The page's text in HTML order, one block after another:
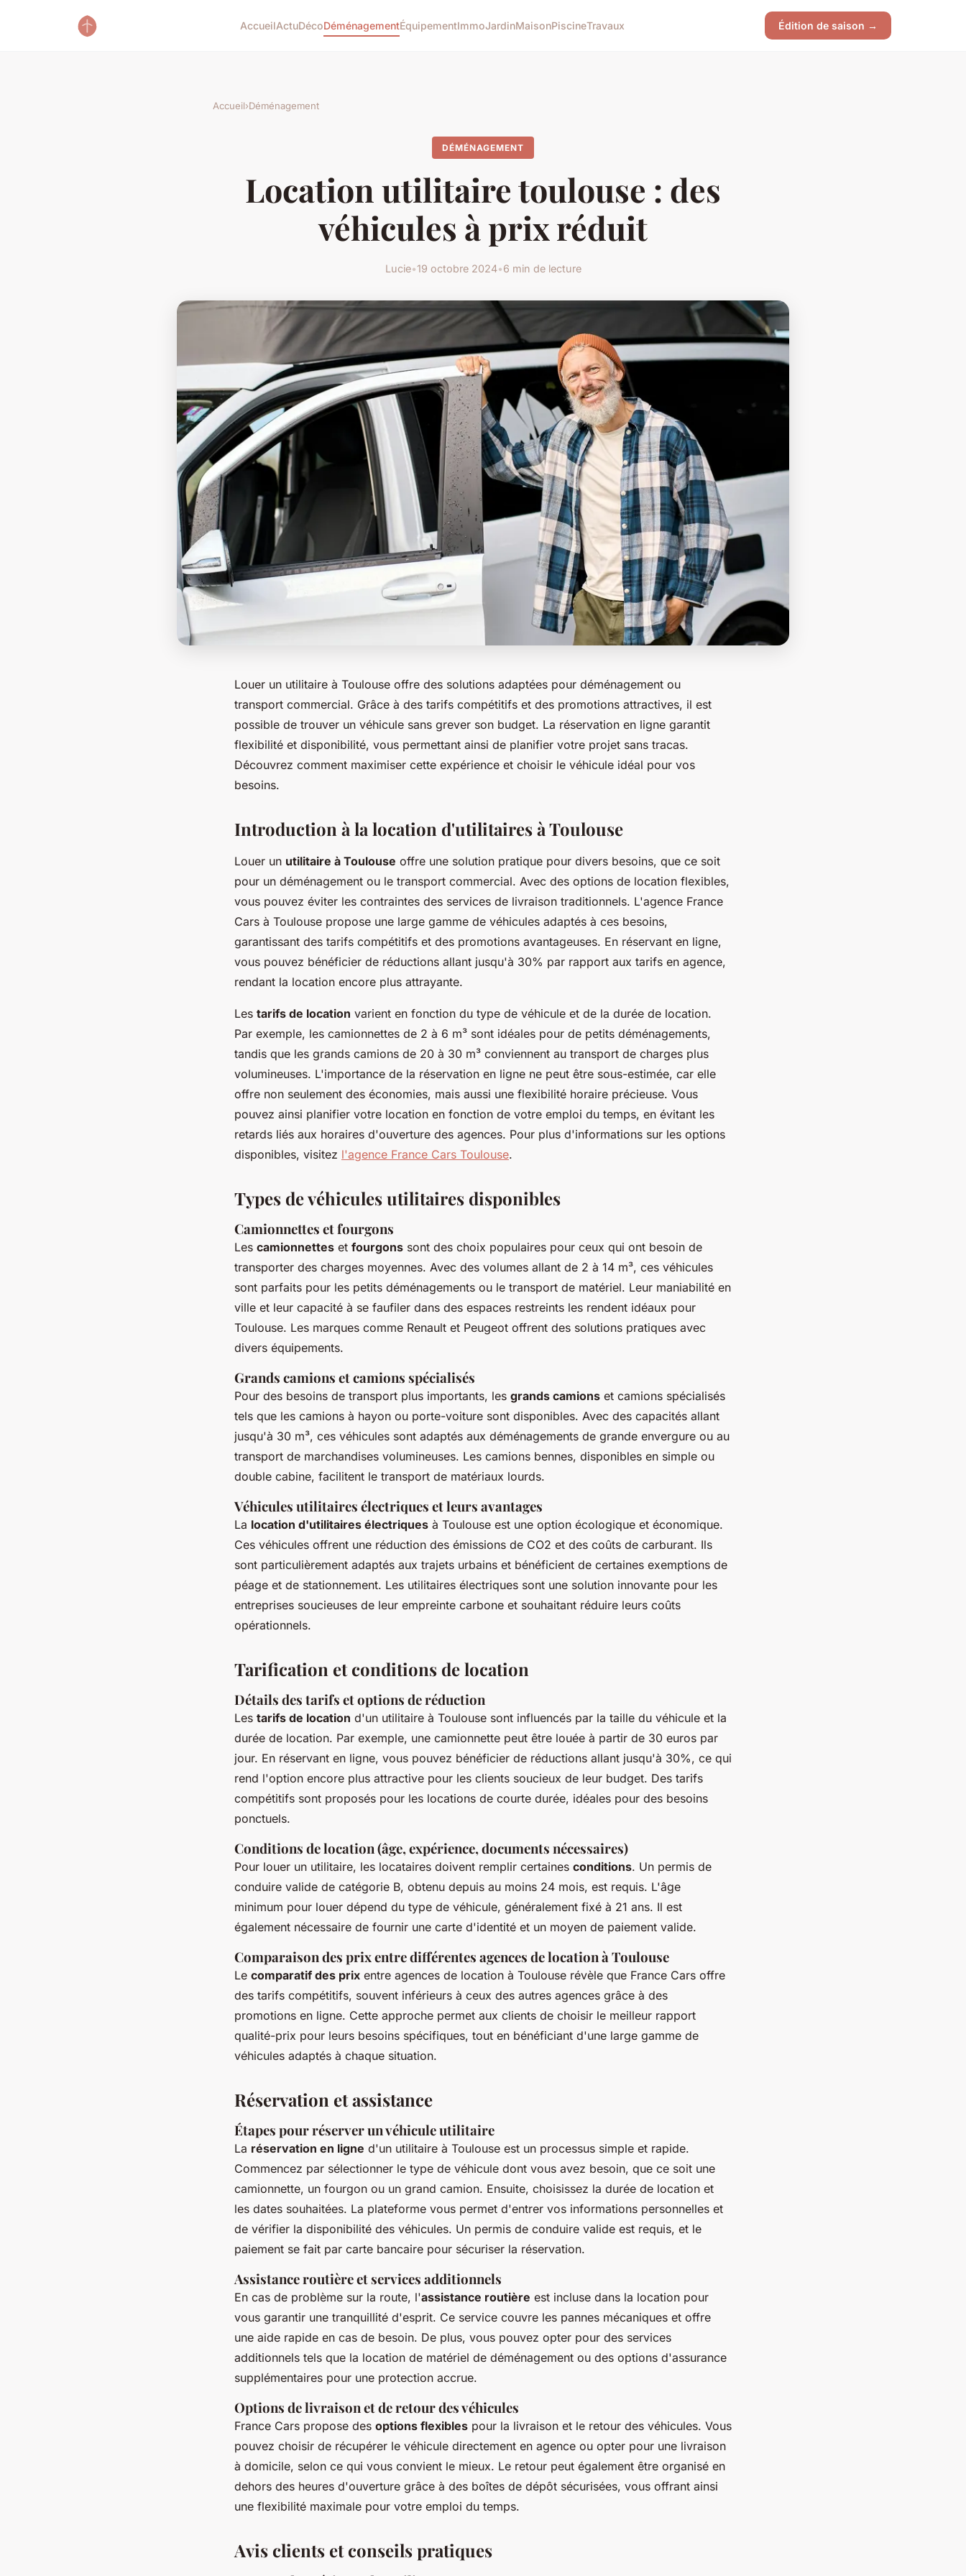
AccueilActuDécoDéménagementÉquipementImmoJardinMaisonPiscineTravaux Édition de saison →
Accueil›Déménagement
DÉMÉNAGEMENT
Location utilitaire toulouse : des
véhicules à prix réduit
Lucie•19 octobre 2024•6 min de lecture
Louer un utilitaire à Toulouse offre des solutions adaptées pour déménagement ou
transport commercial. Grâce à des tarifs compétitifs et des promotions attractives, il est
possible de trouver un véhicule sans grever son budget. La réservation en ligne garantit
flexibilité et disponibilité, vous permettant ainsi de planifier votre projet sans tracas.
Découvrez comment maximiser cette expérience et choisir le véhicule idéal pour vos
besoins.
Introduction à la location d'utilitaires à Toulouse
Louer un utilitaire à Toulouse offre une solution pratique pour divers besoins, que ce soit
pour un déménagement ou le transport commercial. Avec des options de location flexibles,
vous pouvez éviter les contraintes des services de livraison traditionnels. L'agence France
Cars à Toulouse propose une large gamme de véhicules adaptés à ces besoins,
garantissant des tarifs compétitifs et des promotions avantageuses. En réservant en ligne,
vous pouvez bénéficier de réductions allant jusqu'à 30% par rapport aux tarifs en agence,
rendant la location encore plus attrayante.
Les tarifs de location varient en fonction du type de véhicule et de la durée de location.
Par exemple, les camionnettes de 2 à 6 m³ sont idéales pour de petits déménagements,
tandis que les grands camions de 20 à 30 m³ conviennent au transport de charges plus
volumineuses. L'importance de la réservation en ligne ne peut être sous-estimée, car elle
offre non seulement des économies, mais aussi une flexibilité horaire précieuse. Vous
pouvez ainsi planifier votre location en fonction de votre emploi du temps, en évitant les
retards liés aux horaires d'ouverture des agences. Pour plus d'informations sur les options
disponibles, visitez l'agence France Cars Toulouse.
Types de véhicules utilitaires disponibles
Camionnettes et fourgons
Les camionnettes et fourgons sont des choix populaires pour ceux qui ont besoin de
transporter des charges moyennes. Avec des volumes allant de 2 à 14 m³, ces véhicules
sont parfaits pour les petits déménagements ou le transport de matériel. Leur maniabilité en
ville et leur capacité à se faufiler dans des espaces restreints les rendent idéaux pour
Toulouse. Les marques comme Renault et Peugeot offrent des solutions pratiques avec
divers équipements.
Grands camions et camions spécialisés
Pour des besoins de transport plus importants, les grands camions et camions spécialisés
tels que les camions à hayon ou porte-voiture sont disponibles. Avec des capacités allant
jusqu'à 30 m³, ces véhicules sont adaptés aux déménagements de grande envergure ou au
transport de marchandises volumineuses. Les camions bennes, disponibles en simple ou
double cabine, facilitent le transport de matériaux lourds.
Véhicules utilitaires électriques et leurs avantages
La location d'utilitaires électriques à Toulouse est une option écologique et économique.
Ces véhicules offrent une réduction des émissions de CO2 et des coûts de carburant. Ils
sont particulièrement adaptés aux trajets urbains et bénéficient de certaines exemptions de
péage et de stationnement. Les utilitaires électriques sont une solution innovante pour les
entreprises soucieuses de leur empreinte carbone et souhaitant réduire leurs coûts
opérationnels.
Tarification et conditions de location
Détails des tarifs et options de réduction
Les tarifs de location d'un utilitaire à Toulouse sont influencés par la taille du véhicule et la
durée de location. Par exemple, une camionnette peut être louée à partir de 30 euros par
jour. En réservant en ligne, vous pouvez bénéficier de réductions allant jusqu'à 30%, ce qui
rend l'option encore plus attractive pour les clients soucieux de leur budget. Des tarifs
compétitifs sont proposés pour les locations de courte durée, idéales pour des besoins
ponctuels.
Conditions de location (âge, expérience, documents nécessaires)
Pour louer un utilitaire, les locataires doivent remplir certaines conditions. Un permis de
conduire valide de catégorie B, obtenu depuis au moins 24 mois, est requis. L'âge
minimum pour louer dépend du type de véhicule, généralement fixé à 21 ans. Il est
également nécessaire de fournir une carte d'identité et un moyen de paiement valide.
Comparaison des prix entre différentes agences de location à Toulouse
Le comparatif des prix entre agences de location à Toulouse révèle que France Cars offre
des tarifs compétitifs, souvent inférieurs à ceux des autres agences grâce à des
promotions en ligne. Cette approche permet aux clients de choisir le meilleur rapport
qualité-prix pour leurs besoins spécifiques, tout en bénéficiant d'une large gamme de
véhicules adaptés à chaque situation.
Réservation et assistance
Étapes pour réserver un véhicule utilitaire
La réservation en ligne d'un utilitaire à Toulouse est un processus simple et rapide.
Commencez par sélectionner le type de véhicule dont vous avez besoin, que ce soit une
camionnette, un fourgon ou un grand camion. Ensuite, choisissez la durée de location et
les dates souhaitées. La plateforme vous permet d'entrer vos informations personnelles et
de vérifier la disponibilité des véhicules. Un permis de conduire valide est requis, et le
paiement se fait par carte bancaire pour sécuriser la réservation.
Assistance routière et services additionnels
En cas de problème sur la route, l'assistance routière est incluse dans la location pour
vous garantir une tranquillité d'esprit. Ce service couvre les pannes mécaniques et offre
une aide rapide en cas de besoin. De plus, vous pouvez opter pour des services
additionnels tels que la location de matériel de déménagement ou des options d'assurance
supplémentaires pour une protection accrue.
Options de livraison et de retour des véhicules
France Cars propose des options flexibles pour la livraison et le retour des véhicules. Vous
pouvez choisir de récupérer le véhicule directement en agence ou opter pour une livraison
à domicile, selon ce qui vous convient le mieux. Le retour peut également être organisé en
dehors des heures d'ouverture grâce à des boîtes de dépôt sécurisées, vous offrant ainsi
une flexibilité maximale pour votre emploi du temps.
Avis clients et conseils pratiques